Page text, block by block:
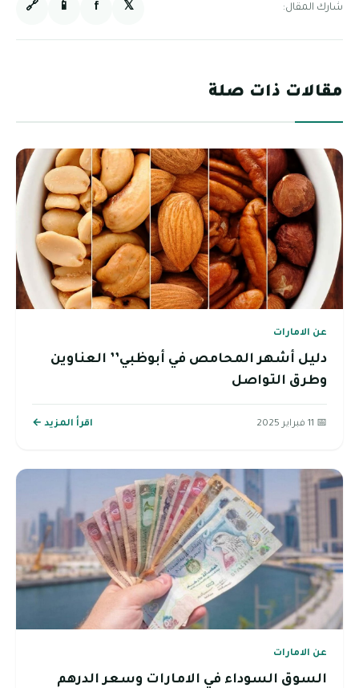
شارك المقال: 𝕏
f
📱
🔗
مقالات ذات صلة
عن الامارات
دليل أشهر المحامص في أبوظبي’’ العناوين
وطرق التواصل
📅 11 فبراير 2025 اقرأ المزيد ←
عن الامارات
السوق السوداء في الامارات وسعر الدرهم